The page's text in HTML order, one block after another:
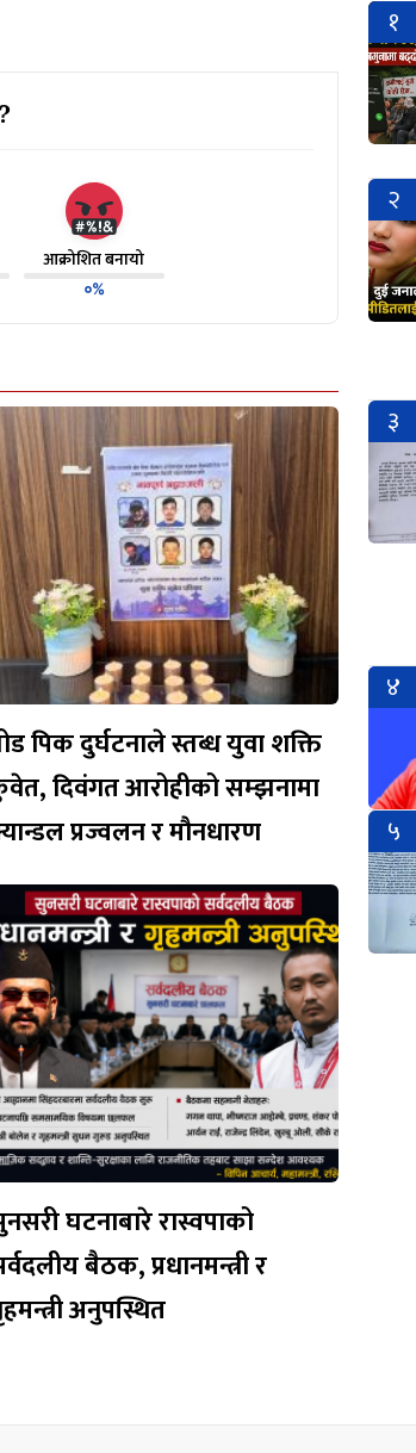
आक्रोशित बनायो
०%
पिक दुर्घटनाले स्तब्ध युवा शक्ति
दिवंगत आरोहीको सम्झनामा
प्रज्वलन र मौनधारण
घटनाबारे रास्वपाको
बैठक, प्रधानमन्त्री र
अनुपस्थित
१
२
३
४
५